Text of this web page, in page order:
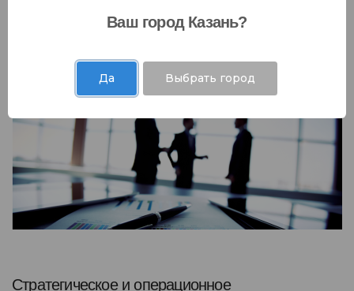
государственными фондами и десятками
Стратегическое и операционное
Ваш город Казань?
Да Выбрать город